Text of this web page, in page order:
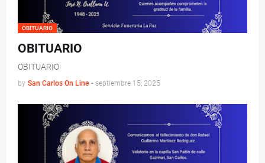
OBITUARIO
OBITUARIO
OBITUARIO
by San Carlos On Line - septiembre 15, 2025